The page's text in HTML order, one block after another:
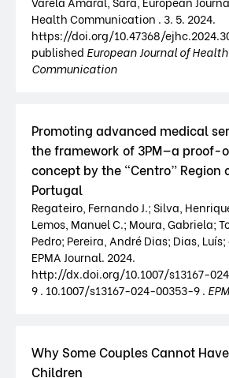
Health Communication . 3. 5. 2024.
https://doi.org/10.47368/
published European Journal of Health
Communication
Promoting advanced medical
the framework of 3PM—a proof-
concept by the “Centro” Region
Portugal
Regateiro, Fernando J.; Silva,
Lemos, Manuel C.; Moura, Gabriela;
Pedro; Pereira, André Dias; Dias, Luís;
EPMA Journal. 2024.
http://dx.doi.org/10.1007/s13167-
9 . 10.1007/s13167-024-00353-9 .
Why Some Couples Cannot Have
Children